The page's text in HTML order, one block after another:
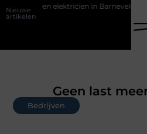
Nieuwe
artikelen
in Barneveld De Perfecte
Geen last
Bedrijven